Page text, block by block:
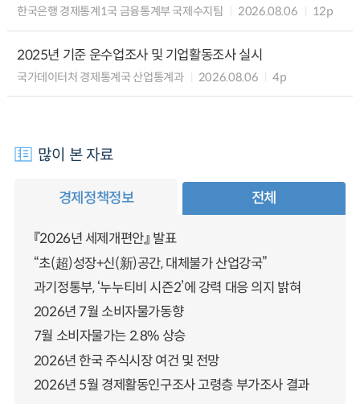
한국은행 경제통계1국 금융통계부 국제수지팀 2026.08.06 12p
2025년 기준 운수업조사 및 기업활동조사 실시
국가데이터처 경제통계국 산업통계과 2026.08.06 4p
많이 본 자료
경제정책정보 전체
『2026년 세제개편안』 발표
“초(超)성장+신(新)공간, 대체불가 산업강국”
과기정통부, ‘누누티비 시즌2’에 강력 대응 의지 밝혀
2026년 7월 소비자물가동향
7월 소비자물가는 2.8% 상승
2026년 한국 주식시장 여건 및 전망
2026년 5월 경제활동인구조사 고령층 부가조사 결과